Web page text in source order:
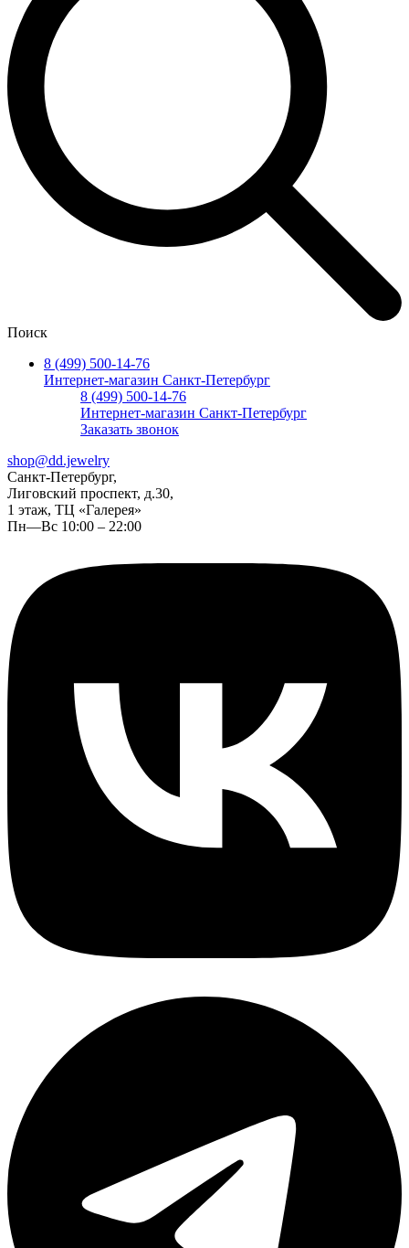
Поиск
8 (499) 500-14-76
Интернет-магазин Санкт-Петербург
8 (499) 500-14-76
Интернет-магазин Санкт-Петербург
Заказать звонок
shop@dd.jewelry
Санкт-Петербург,
Лиговский проспект, д.30,
1 этаж, ТЦ «Галерея»
Пн—Вс 10:00 – 22:00